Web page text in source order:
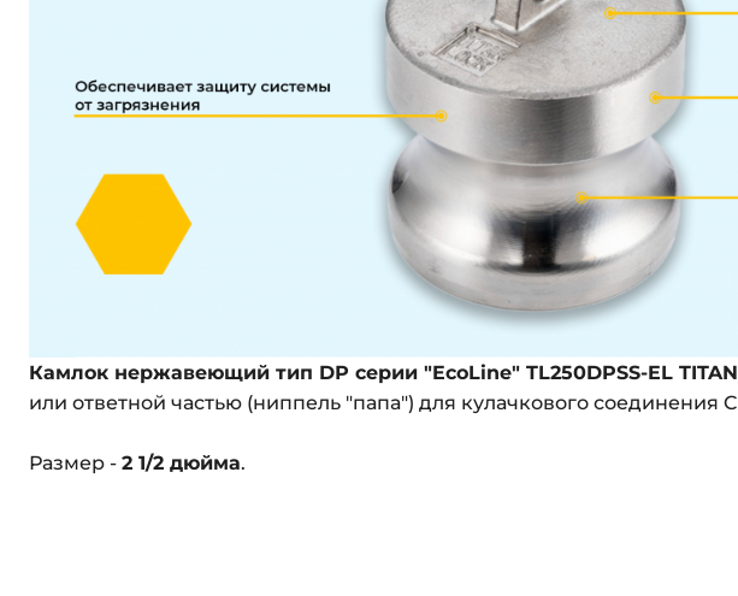
Камлок нержавеющий тип DР серии "EcoLine" TL250DPSS-EL
или ответной частью (ниппель "папа") для кулачкового соединения
Размер - 2 1/2 дюйма.